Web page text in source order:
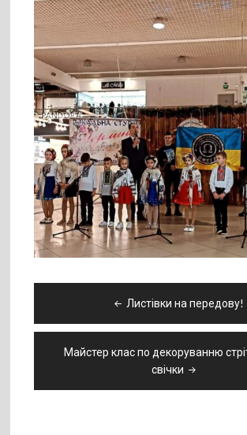
Листівки на передову!
Майстер клас по декоруванню
свічки